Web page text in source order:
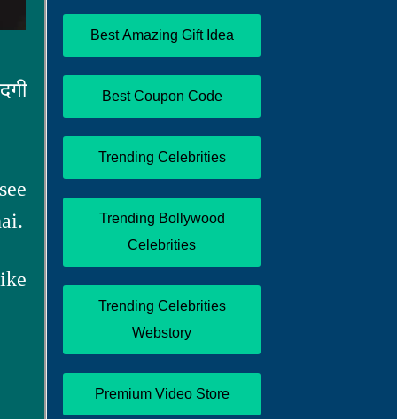
Best Amazing Gift Idea
Best Coupon Code
Trending Celebrities
Trending Bollywood
Celebrities
Trending Celebrities
Webstory
Premium Video Store